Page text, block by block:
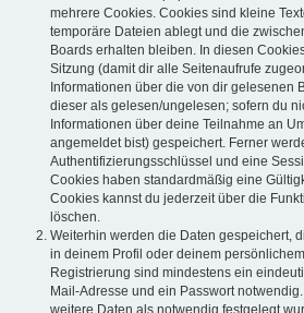
mehrere Cookies. Cookies sind kleine
temporäre Dateien ablegt und die
Boards erhalten bleiben. In diesen
Sitzung (damit dir alle Seitenaufrufe
Informationen über die von dir gelesenen
dieser als gelesen/ungelesen; sofern du
Informationen über deine Teilnahme an
angemeldet bist) gespeichert. Ferner
Authentifizierungsschlüssel und eine
Cookies haben standardmäßig eine
Cookies kannst du jederzeit über die
löschen.
Weiterhin werden die Daten gespeichert,
in deinem Profil oder deinem
Registrierung sind mindestens ein
Mail-Adresse und ein Passwort
weitere Daten als notwendig festgelegt